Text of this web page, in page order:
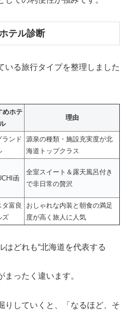
テル診断
いる旅行タイプを整理しました
めホテ
ル
理由
ランド 源泉の種類・施設充実度が北
海道トップクラス
函
全室スイート＆露天風呂付き
で非日常の贅沢
タ富良
ズ
おしゃれな内装と朝食の満足
度が高く旅人に人気
はどれも“北海道を代表する
まったく違います。
りしていくと、「なるほど、そ